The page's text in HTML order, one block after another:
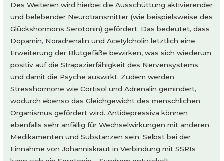
Des Weiteren wird hierbei die Ausschüttung aktivierender
und belebender Neurotransmitter (wie beispielsweise des
Glückshormons Serotonin) gefördert. Das bedeutet, dass
Dopamin, Noradrenalin und Acetylcholin letztlich eine
Erweiterung der Blutgefäße bewirken, was sich wiederum
positiv auf die Strapazierfähigkeit des Nervensystems
und damit die Psyche auswirkt. Zudem werden
Stresshormone wie Cortisol und Adrenalin gemindert,
wodurch ebenso das Gleichgewicht des menschlichen
Organismus gefördert wird. Antidepressiva können
ebenfalls sehr anfällig für Wechselwirkungen mit anderen
Medikamenten und Substanzen sein. Selbst bei der
Einnahme von Johanniskraut in Verbindung mit SSRIs